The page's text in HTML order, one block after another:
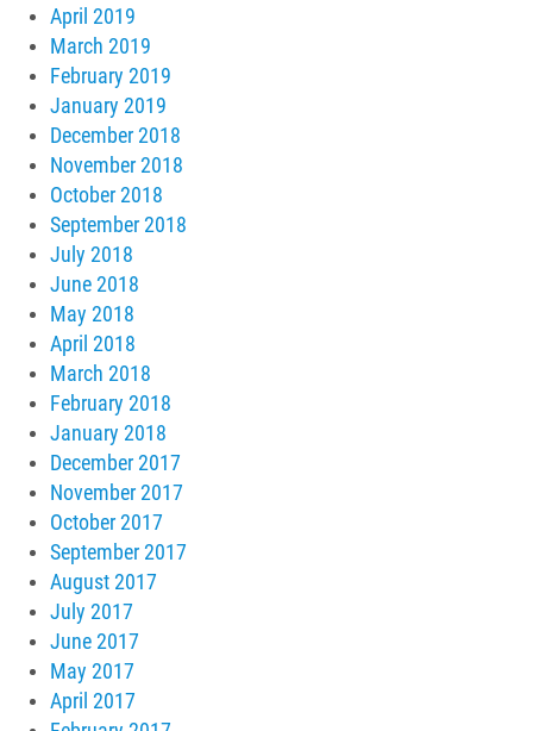
April 2019
March 2019
February 2019
January 2019
December 2018
November 2018
October 2018
September 2018
July 2018
June 2018
May 2018
April 2018
March 2018
February 2018
January 2018
December 2017
November 2017
October 2017
September 2017
August 2017
July 2017
June 2017
May 2017
April 2017